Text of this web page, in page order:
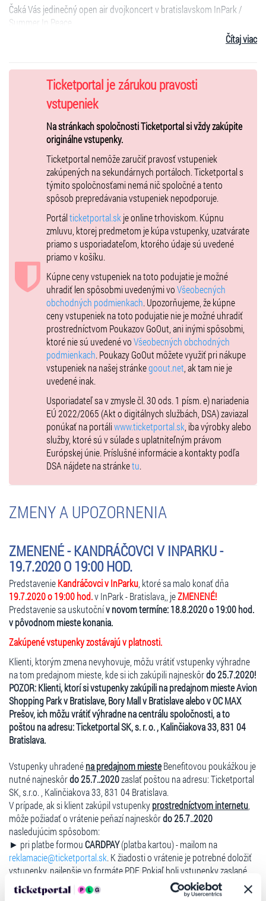
Čaká Vás jedinečný open air dvojkoncert v bratislavskom InPark /
Summer In Peace
Voľné státie - 15eur
na mieste 25,00€
Čítaj viac
Ticketportal je zárukou pravosti
vstupeniek
Na stránkach spoločnosti Ticketportal si vždy zakúpite
originálne vstupenky.
Ticketportal nemôže zaručiť pravosť vstupeniek
zakúpených na sekundárnych portáloch. Ticketportal s
týmito spoločnosťami nemá nič spoločné a tento
spôsob prepredávania vstupeniek nepodporuje.
Portálticketportal.sk je online trhoviskom. Kúpnu
zmluvu, ktorej predmetom je kúpa vstupenky, uzatvárate
priamo s usporiadateľom, ktorého údaje sú uvedené
priamo v košíku.
Kúpne ceny vstupeniek na toto podujatie je možné
uhradiť len spôsobmi uvedenými voVšeobecných
obchodných podmienkach. Upozorňujeme, že kúpne
ceny vstupeniek na toto podujatie nie je možné uhradiť
prostredníctvom Poukazov GoOut, ani inými spôsobmi,
ktoré nie sú uvedené voVšeobecných obchodných
podmienkach. Poukazy GoOut môžete využiť pri nákupe
vstupeniek na našej stránkegoout.net , ak tam nie je
uvedené inak.
Usporiadateľ sa v zmysle čl. 30 ods. 1 písm. e) nariadenia
EÚ 2022/2065 (Akt o digitálnych službách, DSA) zaviazal
ponúkať na portáliwww.ticketportal.sk , iba výrobky alebo
služby, ktoré sú v súlade s uplatniteľným právom
Európskej únie. Príslušné informácie a kontakty podľa
DSA nájdete na stránketu.
ZMENY A UPOZORNENIA
ZMENENÉ - KANDRÁČOVCI V INPARKU -
19.7.2020 O 19:00 HOD.
PredstavenieKandráčovci v InParku , ktoré sa malo konať dňa
19.7.2020 o 19:00 hod.v InPark - Bratislava,, jeZMENENÉ!
Predstavenie sa uskutočnív novom termíne: 18.8.2020 o 19:00 hod.
v pôvodnom mieste konania.
Zakúpené vstupenky zostávajú v platnosti.
Klienti, ktorým zmena nevyhovuje, môžu vrátiť vstupenky výhradne
na tom predajnom mieste, kde si ich zakúpili najneskôrdo 25.7.2020!
POZOR: Klienti, ktorí si vstupenky zakúpili na predajnom mieste Avion
Shopping Park v Bratislave, Bory Mall v Bratislave alebo v OC MAX
Prešov, ich môžu vrátiť výhradne na centrálu spoločnosti, a to
poštou na adresu: Ticketportal SK, s. r. o. , Kalinčiakova 33, 831 04
Bratislava.
Vstupenky uhradenéna predajnom miesteBenefitovou poukážkou je
nutné najneskôrdo 25.7..2020zaslať poštou na adresu: Ticketportal
SK, s.r.o. , Kalinčiakova 33, 831 04 Bratislava.
V prípade, ak si klient zakúpil vstupenkyprostredníctvom internetu
môže požiadať o vrátenie peňazí najneskôrdo 25.7..2020
nasledujúcim spôsobom:
► pri platbe formouCARDPAY(platba kartou) - mailom na
reklamacie@ticketportal.sk. K žiadosti o vrátenie je potrebné doložiť
vstupenky, najlepšie vo formáte PDF. Pokiaľ boli vstupenky zaslané
kuriérom je nutné ich doručiť na adresu Ticketportal SK s.r.o.,
Kalinčiakova 33, 831 04 Bratislava. Platba bude vrátená priamo na